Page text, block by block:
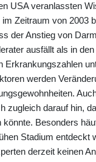
USA veranlassten
Zeitraum von 2003
der Anstieg von
ausfällt als in
Erkrankungszahlen
werden
zugleich darauf hin,
Besonders
Stadium entdeckt
derzeit keinen